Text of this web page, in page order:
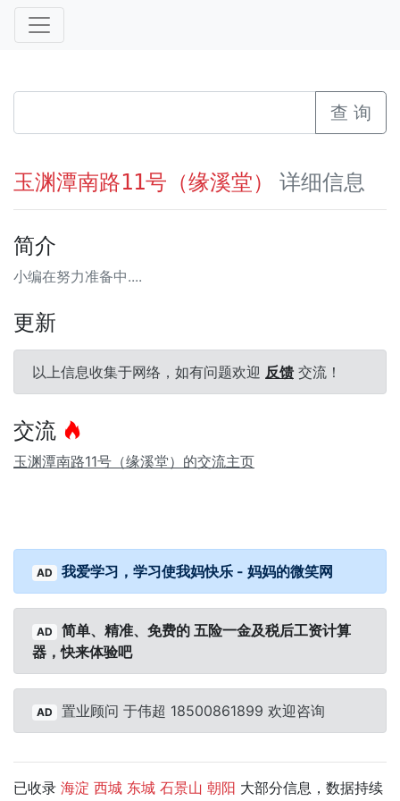
查 询
玉渊潭南路11号（缘溪堂） 详细信息
简介
小编在努力准备中....
更新
以上信息收集于网络，如有问题欢迎 反馈 交流！
交流
玉渊潭南路11号（缘溪堂）的交流主页
AD 我爱学习，学习使我妈快乐 - 妈妈的微笑网
AD
简单、精准、免费的 五险一金及税后工资计算
器，快来体验吧
AD 置业顾问 于伟超 18500861899 欢迎咨询
已收录 海淀 西城 东城 石景山 朝阳 大部分信息，数据持续